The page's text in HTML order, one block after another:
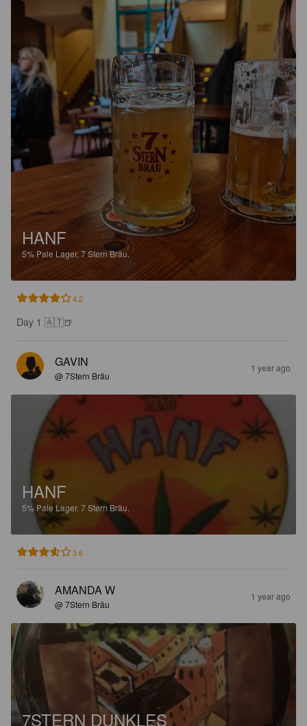
HANF
5% Pale Lager. 7 Stern Bräu.
4.2
Day 1 🇦🇹🍺
GAVIN
@ 7Stern Bräu
1 year ago
HANF
5% Pale Lager. 7 Stern Bräu.
3.6
AMANDA W
@ 7Stern Bräu
1 year ago
7STERN DUNKLES